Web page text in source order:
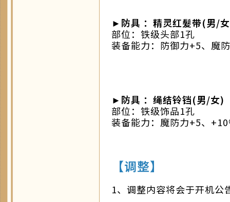
►防具 ：精灵红髮带(男/
部位：铁级头部1孔
装备能力：防御力+5、魔
►防具 ：绳结铃铛(男/女)
部位：铁级饰品1孔
装备能力：魔防力+5、
【调整】
1、调整内容将会于开机公